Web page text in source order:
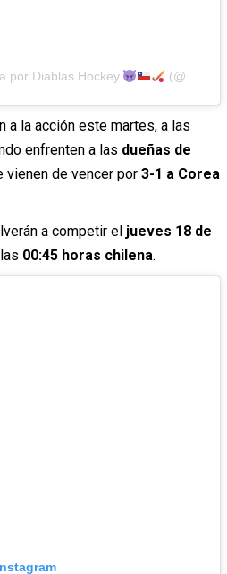
por Diablas Hockey (@diablashockey)
a la acción este martes, a las
enfrenten a las dueñas de
vienen de vencer por 3-1 a Corea
a competir el jueves 18 de
00:45 horas chilena.